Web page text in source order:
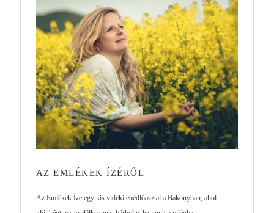
AZ EMLÉKEK ÍZÉRŐL
Az Emlékek Íze egy kis vidéki ebédlőasztal a Bakonyban, ahol